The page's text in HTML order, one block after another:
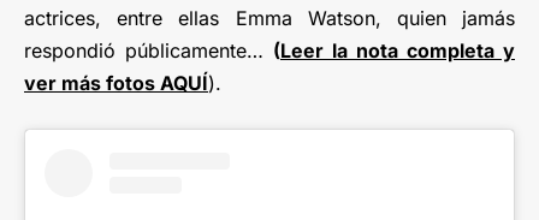
actrices, entre ellas Emma Watson, quien jamás
respondió públicamente… (Leer la nota completa y
ver más fotos AQUÍ).